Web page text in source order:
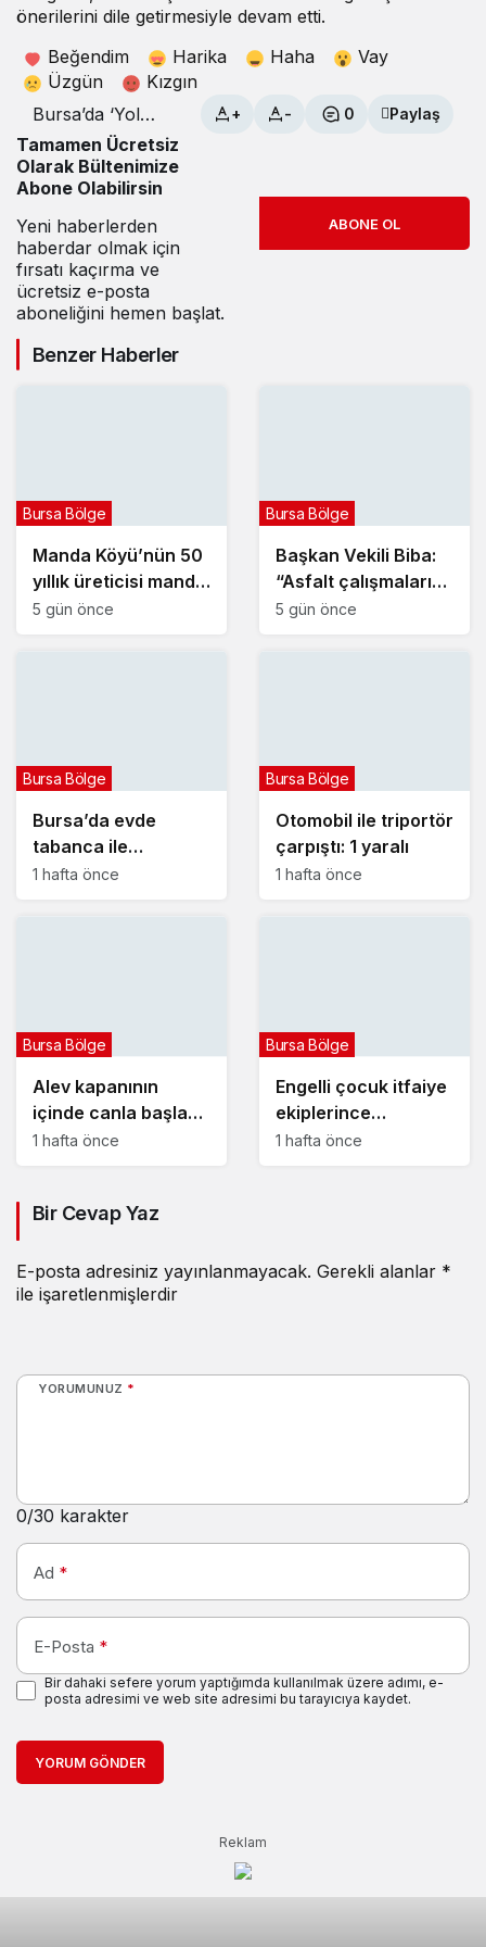
önerilerini dile getirmesiyle devam etti.
Beğendim
Harika Haha
Vay
Üzgün
Kızgın
Bursa’da ‘Yol
Otoparklar’
konuşuldu
+ - 0 Paylaş
Tamamen Ücretsiz
Olarak Bültenimize
Abone Olabilirsin
Yeni haberlerden
haberdar olmak için
fırsatı kaçırma ve
ücretsiz e-posta
aboneliğini hemen başlat.
ABONE OL
Benzer Haberler
Manda Köyü’nün 50
yıllık üreticisi manda
sucuğu ve
Bursa Bölge
5 gün önce
Başkan Vekili Biba:
“Asfalt çalışmalarını
12 kat artırdık”
Bursa Bölge
5 gün önce
Bursa’da evde
tabanca ile
vurulmuş halde ölü
Bursa Bölge
1 hafta önce
Otomobil ile triportör
çarpıştı: 1 yaralı
Bursa Bölge
1 hafta önce
Alev kapanının
içinde canla başla
mücadele ettiler:
Bursa Bölge
1 hafta önce
Engelli çocuk itfaiye
ekiplerince
yangından kurtarıldı
Bursa Bölge
1 hafta önce
Bir Cevap Yaz
E-posta adresiniz yayınlanmayacak. Gerekli alanlar *
ile işaretlenmişlerdir
YORUMUNUZ *
0/30 karakter
Ad *
E-Posta *
Bir dahaki sefere yorum yaptığımda kullanılmak üzere adımı, e-
posta adresimi ve web site adresimi bu tarayıcıya kaydet.
YORUM GÖNDER
Reklam